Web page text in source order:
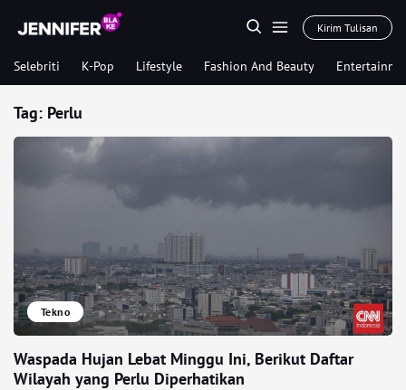
Kirim Tulisan
Selebriti K-Pop Lifestyle Fashion And Beauty
Tag: Perlu
Tekno
Waspada Hujan Lebat Minggu Ini, Berikut Daftar
Wilayah yang Perlu Diperhatikan